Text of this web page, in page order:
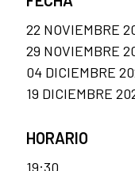
22 NOVIEMBRE
29 NOVIEMBRE
04 DICIEMBRE
19 DICIEMBRE
HORARIO
19:30